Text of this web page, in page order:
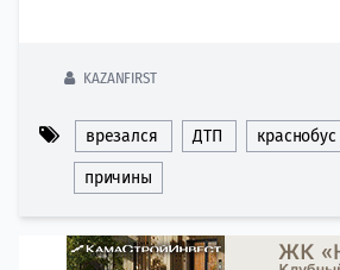
KAZANFIRST
врезался ДТП краснобус
причины